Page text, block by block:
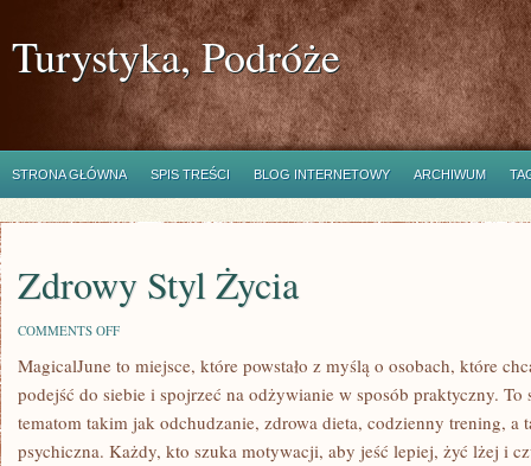
Turystyka, Podróże
STRONA GŁÓWNA SPIS TREŚCI BLOG INTERNETOWY ARCHIWUM
Zdrowy Styl Życia
COMMENTS OFFON
STYL
MagicalJune to miejsce, które powstało z myślą o osobach, które
podejść do siebie i spojrzeć na odżywianie w sposób praktyczny.
tematom takim jak odchudzanie, zdrowa dieta, codzienny trening, a
psychiczna. Każdy, kto szuka motywacji, aby jeść lepiej, żyć lżej i